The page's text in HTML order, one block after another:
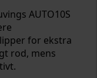
AUTO10S
for ekstra
rod, mens